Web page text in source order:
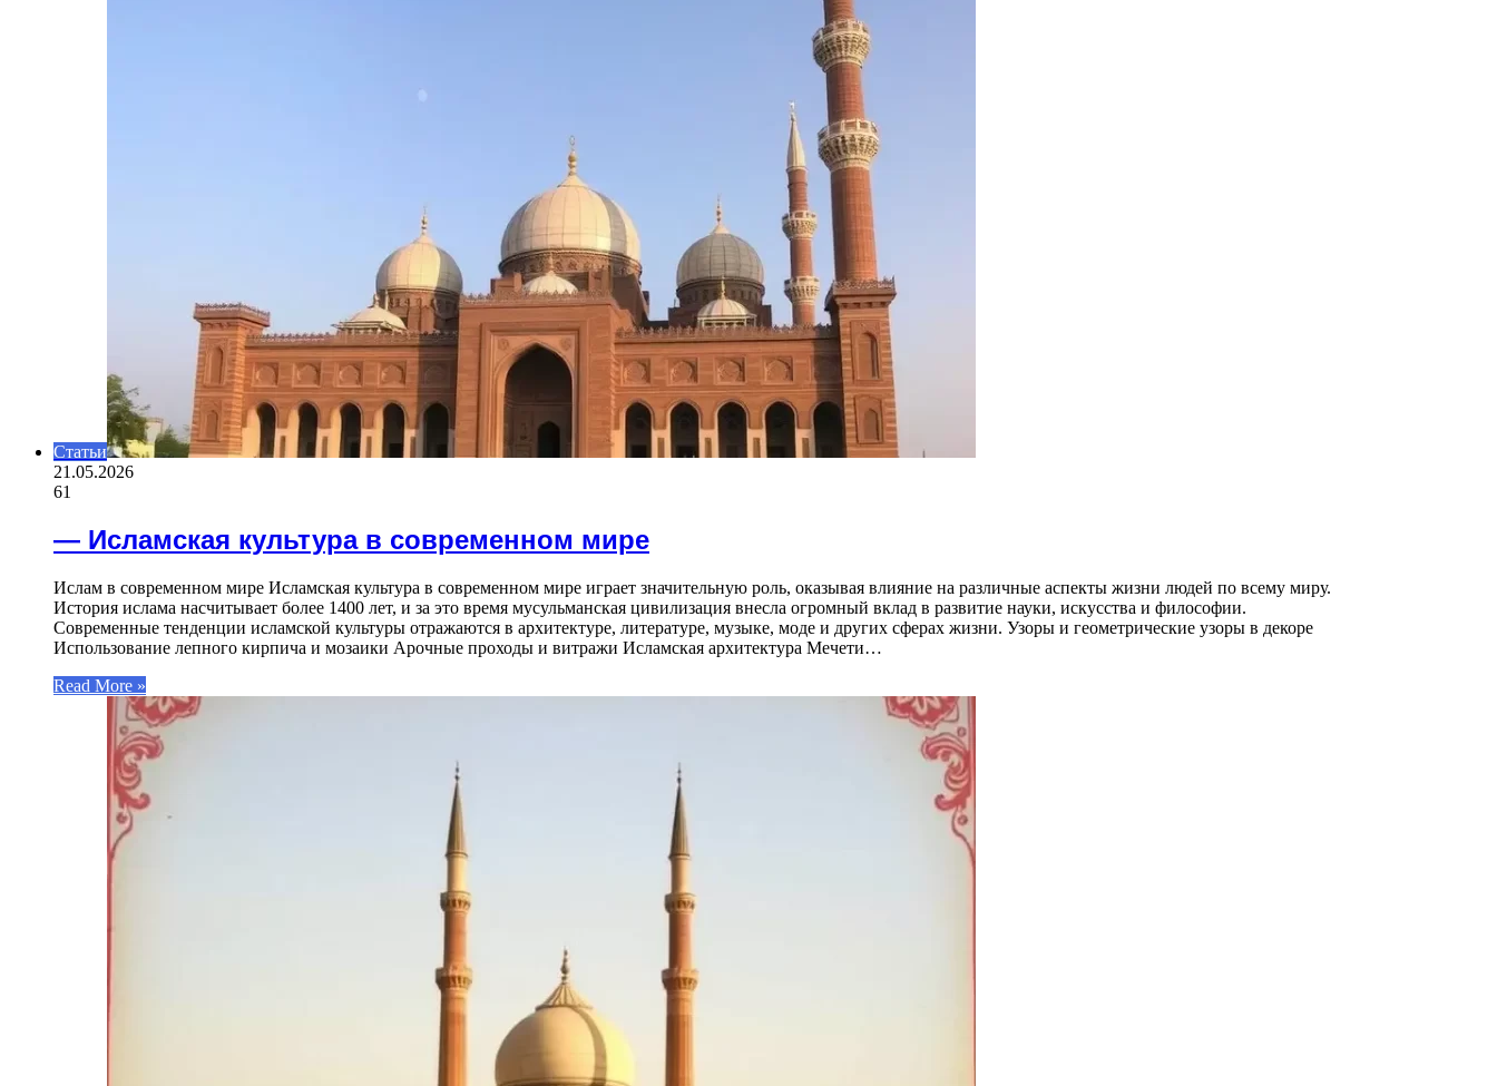
Статьи
21.05.2026
61
— Исламская культура в современном мире
Ислам в современном мире Исламская культура в современном мире играет значительную роль, оказывая влияние на различные аспекты жизни людей по всему миру.
История ислама насчитывает более 1400 лет, и за это время мусульманская цивилизация внесла огромный вклад в развитие науки, искусства и философии.
Современные тенденции исламской культуры отражаются в архитектуре, литературе, музыке, моде и других сферах жизни. Узоры и геометрические узоры в декоре
Использование лепного кирпича и мозаики Арочные проходы и витражи Исламская архитектура Мечети…
Read More »